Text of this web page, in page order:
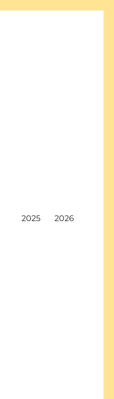
2025 2026